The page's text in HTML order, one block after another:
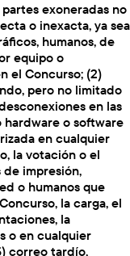
partes exoneradas no
o inexacta, ya sea
humanos, de
equipo o
el Concurso; (2)
pero no limitado
en las
hardware o software
en cualquier
la votación o el
impresión,
o humanos que
la carga, el
la
o en cualquier
correo tardío,